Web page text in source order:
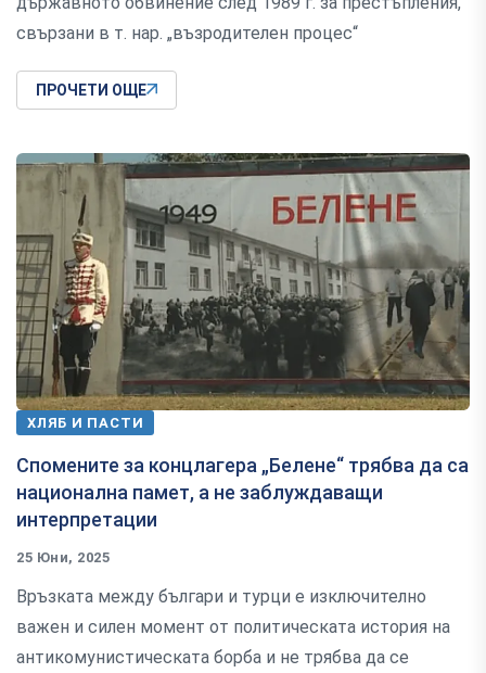
свързани в т. нар. „възродителен процес“
ПРОЧЕТИ ОЩЕ
ХЛЯБ И ПАСТИ
Спомените за концлагера „Белене“ трябва да са
национална памет, а не заблуждаващи
интерпретации
25 Юни, 2025
Връзката между българи и турци е изключително
важен и силен момент от политическата история на
антикомунистическата борба и не трябва да се